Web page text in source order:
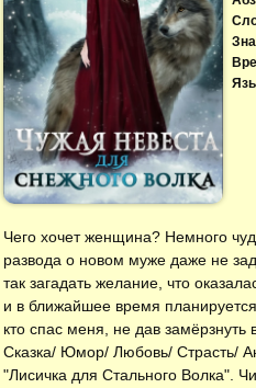
Чего хочет женщина? Немного
развода о новом муже даже не
так загадать желание, что
и в ближайшее время
кто спас меня, не дав
Сказка/ Юмор/ Любовь/ Страсть/
"Лисичка для Стального Волка".